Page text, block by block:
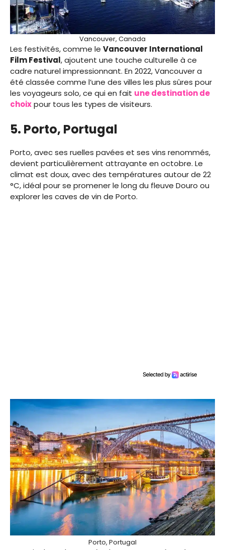
Vancouver, Canada
Les festivités, comme le Vancouver International
Film Festival, ajoutent une touche culturelle à ce
cadre naturel impressionnant. En 2022, Vancouver a
été classée comme l’une des villes les plus sûres pour
les voyageurs solo, ce qui en fait une destination de
choixpour tous les types de visiteurs.
5. Porto, Portugal
Porto, avec ses ruelles pavées et ses vins renommés,
devient particulièrement attrayante en octobre. Le
climat est doux, avec des températures autour de 22
°C, idéal pour se promener le long du fleuve Douro ou
explorer les caves de vin de Porto.
Porto, Portugal